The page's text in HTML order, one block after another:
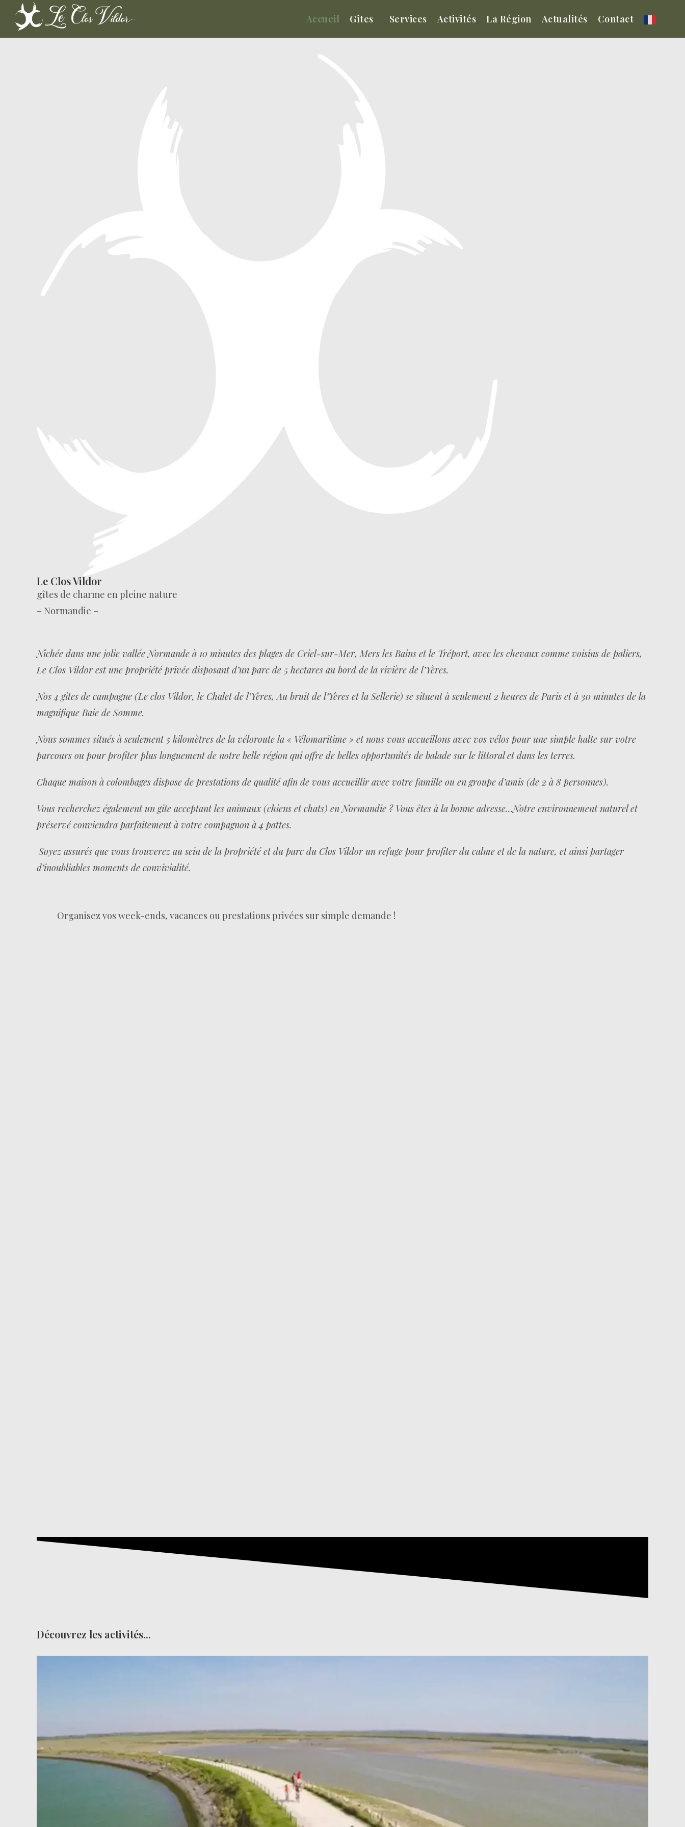
Accueil Gîtes Services Activités La Région Actualités Contact
Le Clos Vildor
gîtes de charme en pleine nature
– Normandie –
Nichée dans une jolie vallée Normande à 10 minutes des plages de Criel-sur-Mer, Mers les Bains et le Tréport, avec les chevaux comme voisins de paliers,
Le Clos Vildor est une propriété privée disposant d’un parc de 5 hectares au bord de la rivière de l’Yères.
Nos 4 gites de campagne (Le clos Vildor, le Chalet de l’Yères, Au bruit de l’Yères et la Sellerie) se situent à seulement 2 heures de Paris et à 30 minutes de la
magnifique Baie de Somme.
Nous sommes situés à seulement 5 kilomètres de la véloroute la « Vélomaritime » et nous vous accueillons avec vos vélos pour une simple halte sur votre
parcours ou pour profiter plus longuement de notre belle région qui offre de belles opportunités de balade sur le littoral et dans les terres.
Chaque maison à colombages dispose de prestations de qualité afin de vous accueillir avec votre famille ou en groupe d’amis (de 2 à 8 personnes).
Vous recherchez également un gite acceptant les animaux (chiens et chats) en Normandie ? Vous êtes à la bonne adresse…Notre environnement naturel et
préservé conviendra parfaitement à votre compagnon à 4 pattes.
Soyez assurés que vous trouverez au sein de la propriété et du parc du Clos Vildor un refuge pour profiter du calme et de la nature, et ainsi partager
d’inoubliables moments de convivialité.
Organisez vos week-ends, vacances ou prestations privées sur simple demande !
Découvrez les activités...